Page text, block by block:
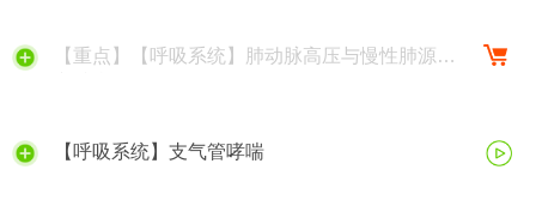
【重点】【呼吸系统】肺动脉高压与慢性肺源性
【呼吸系统】支气管哮喘